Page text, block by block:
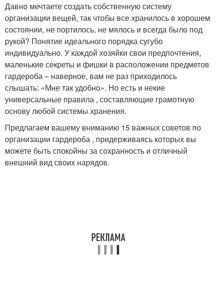
Давно мечтаете создать собственную систему
организации вещей, так чтобы все хранилось в хорошем
состоянии, не портилось, не мялось и всегда было под
рукой? Понятие идеального порядка сугубо
индивидуально. У каждой хозяйки свои предпочтения,
маленькие секреты и фишки в расположении предметов
гардероба – наверное, вам не раз приходилось
слышать: «Мне так удобно». Но есть и некие
универсальные правила , составляющие грамотную
основу любой системы хранения.
Предлагаем вашему вниманию 15 важных советов по
организации гардероба , придерживаясь которых вы
можете быть спокойны за сохранность и отличный
внешний вид своих нарядов.